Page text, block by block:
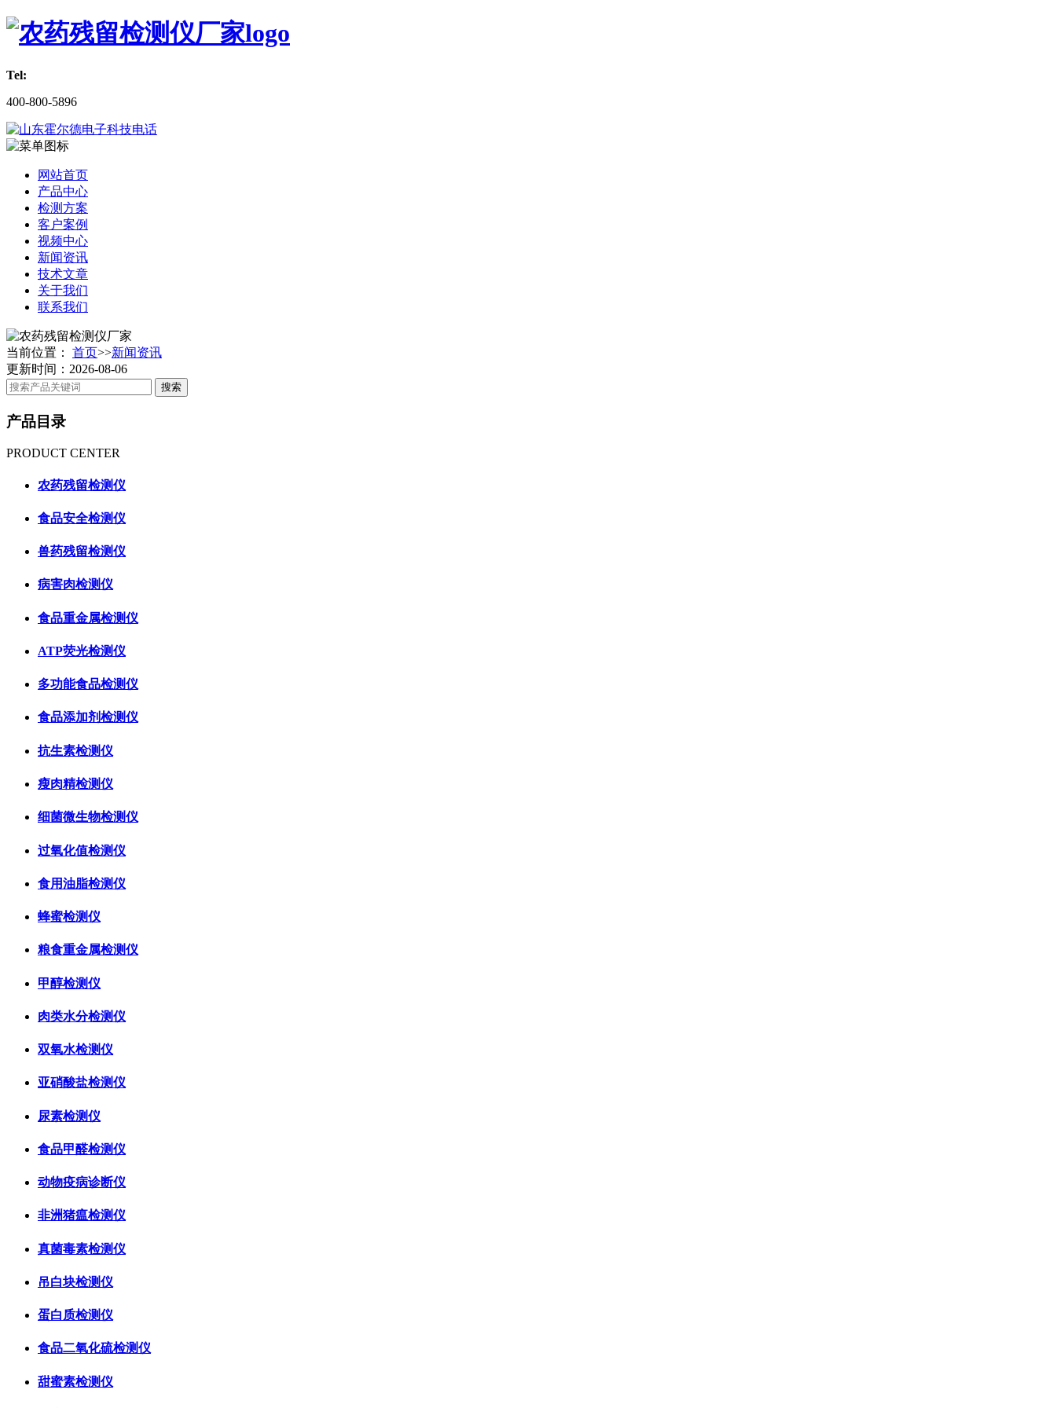
Tel:
400-800-5896
网站首页
产品中心
检测方案
客户案例
视频中心
新闻资讯
技术文章
关于我们
联系我们
当前位置： 首页>>新闻资讯
更新时间：2026-08-06
产品目录
PRODUCT CENTER
农药残留检测仪
食品安全检测仪
兽药残留检测仪
病害肉检测仪
食品重金属检测仪
ATP荧光检测仪
多功能食品检测仪
食品添加剂检测仪
抗生素检测仪
瘦肉精检测仪
细菌微生物检测仪
过氧化值检测仪
食用油脂检测仪
蜂蜜检测仪
粮食重金属检测仪
甲醇检测仪
肉类水分检测仪
双氧水检测仪
亚硝酸盐检测仪
尿素检测仪
食品甲醛检测仪
动物疫病诊断仪
非洲猪瘟检测仪
真菌毒素检测仪
吊白块检测仪
蛋白质检测仪
食品二氧化硫检测仪
甜蜜素检测仪